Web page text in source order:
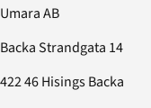
Umara AB
Backa Strandgata 14
422 46 Hisings Backa